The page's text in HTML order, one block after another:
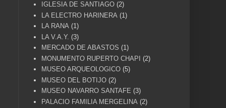
IGLESIA DE SANTIAGO (2)
LA ELECTRO HARINERA (1)
LA RANA (1)
LA V.A.Y. (3)
MERCADO DE ABASTOS (1)
MONUMENTO RUPERTO CHAPI
(2)
MUSEO ARQUEOLOGICO (5)
MUSEO DEL BOTIJO (2)
MUSEO NAVARRO SANTAFE (3)
PALACIO FAMILIA MERGELINA (2)